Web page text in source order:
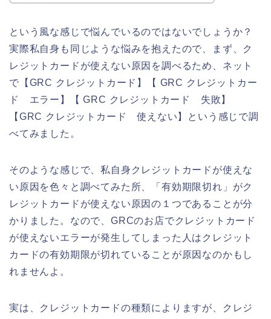
という風な感じで悩んでいるのではないでしょうか？
実際私自身も同じような悩みを抱えたので、まず、ク
レジットカードが使えない原因を調べるため、ネット
で【GRC クレジットカード】【 GRC クレジットカー
ド エラー】【 GRC クレジットカード 失敗】
【GRC クレジットカード 使えない】という感じで調
べてみました。
そのような感じで、私自身クレジットカードが使えな
い原因を色々と調べてみた所、「有効期限切れ」がク
レジットカードが使えない原因の１つであることが分
かりました。なので、GRCのお店でクレジットカード
が使えないエラーが発生してしまった人はクレジット
カードの有効期限が切れていることが原因なのかもし
れませんよ。
実は、クレジットカードの種類によりますが、クレジ